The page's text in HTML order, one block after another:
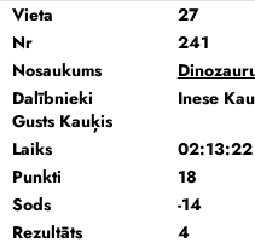
Vieta
27
Nr
241
Nosaukums
Dalībnieki
Inese
Gusts Kauķis
Laiks
02:13:22
Punkti
18
Sods
-14
Rezultāts
4